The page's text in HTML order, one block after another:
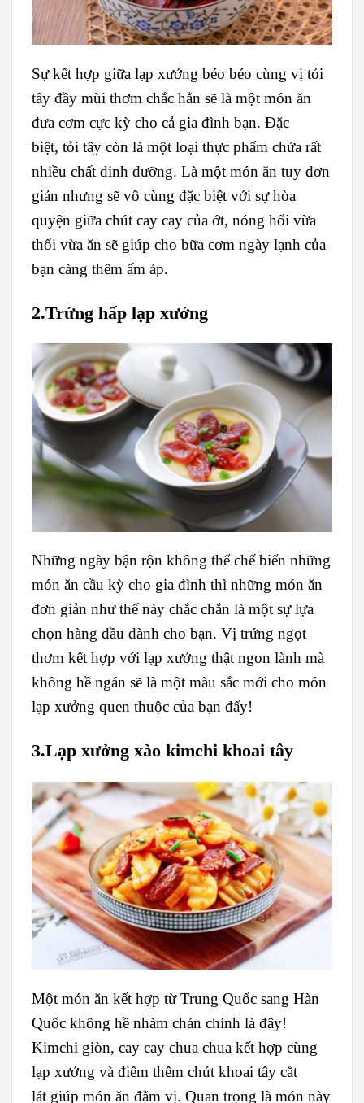
Sự kết hợp giữa lạp xưởng béo béo cùng vị tỏi
tây đầy mùi thơm chắc hẳn sẽ là một món ăn
đưa cơm cực kỳ cho cả gia đình bạn. Đặc
biệt, tỏi tây còn là một loại thực phẩm chứa rất
nhiều chất dinh dưỡng. Là một món ăn tuy đơn
giản nhưng sẽ vô cùng đặc biệt với sự hòa
quyện giữa chút cay cay của ớt, nóng hổi vừa
thổi vừa ăn sẽ giúp cho bữa cơm ngày lạnh của
bạn càng thêm ấm áp.
2.Trứng hấp lạp xưởng
Những ngày bận rộn không thể chế biến những
món ăn cầu kỳ cho gia đình thì những món ăn
đơn giản như thế này chắc chắn là một sự lựa
chọn hàng đầu dành cho bạn. Vị trứng ngọt
thơm kết hợp với lạp xưởng thật ngon lành mà
không hề ngán sẽ là một màu sắc mới cho món
lạp xưởng quen thuộc của bạn đấy!
3.Lạp xưởng xào kimchi khoai tây
Một món ăn kết hợp từ Trung Quốc sang Hàn
Quốc không hề nhàm chán chính là đây!
Kimchi giòn, cay cay chua chua kết hợp cùng
lạp xưởng và điểm thêm chút khoai tây cắt
lát giúp món ăn đằm vị. Quan trọng là món này